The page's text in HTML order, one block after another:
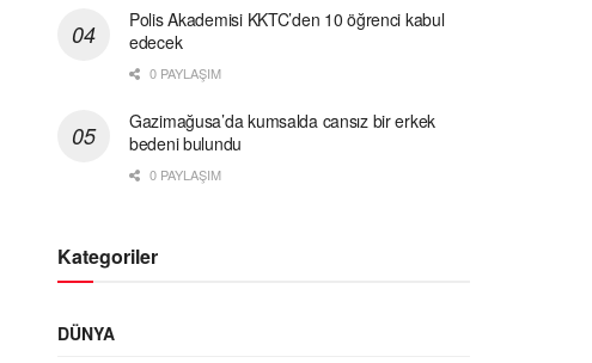
Polis Akademisi KKTC’den 10 öğrenci kabul
edecek
0 PAYLAŞIM
Gazimağusa’da kumsalda cansız bir erkek
bedeni bulundu
0 PAYLAŞIM
Kategoriler
DÜNYA